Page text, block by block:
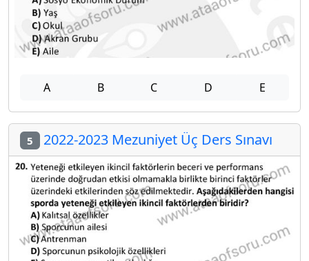
A B C D E
5 2022-2023 Mezuniyet Üç Ders Sınavı